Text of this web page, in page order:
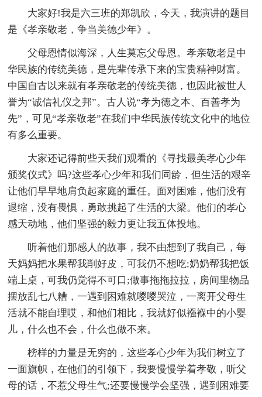
大家好!我是六三班的郑凯欣，今天，我演讲的题目
是《孝亲敬老，争当美德少年》。
父母恩情似海深，人生莫忘父母恩。孝亲敬老是中
华民族的传统美德，是先辈传承下来的宝贵精神财富。
中国自古以来就有孝亲敬老的传统美德，也因此被世人
誉为“诚信礼仪之邦”。古人说“孝为德之本、百善孝为
先”，可见“孝亲敬老”在我们中华民族传统文化中的地位
有多么重要。
大家还记得前些天我们观看的《寻找最美孝心少年
颁奖仪式》吗?这些孝心少年和我们同龄，但生活的艰辛
让他们早早地肩负起家庭的重任。面对困难，他们没有
退缩，没有畏惧，勇敢挑起了生活的大梁。他们的孝心
感天动地，他们坚强的毅力更让我五体投地。
听着他们那感人的故事，我不由想到了我自己，每
天妈妈把水果帮我削好皮，可我仍不想吃;奶奶帮我把饭
端上桌，可我仍觉得不可口;做事拖拖拉拉，房间里物品
摆放乱七八糟，一遇到困难就嘤嘤哭泣，一离开父母生
活就不能自理哎，和他们相比，我就好似襁褓中的小婴
儿，什么也不会，什么也做不来。
榜样的力量是无穷的，这些孝心少年为我们树立了
一面旗帜，在他们的引领下，我要慢慢学着孝敬，听父
母的话，不惹父母生气;还要慢慢学会坚强，遇到困难要